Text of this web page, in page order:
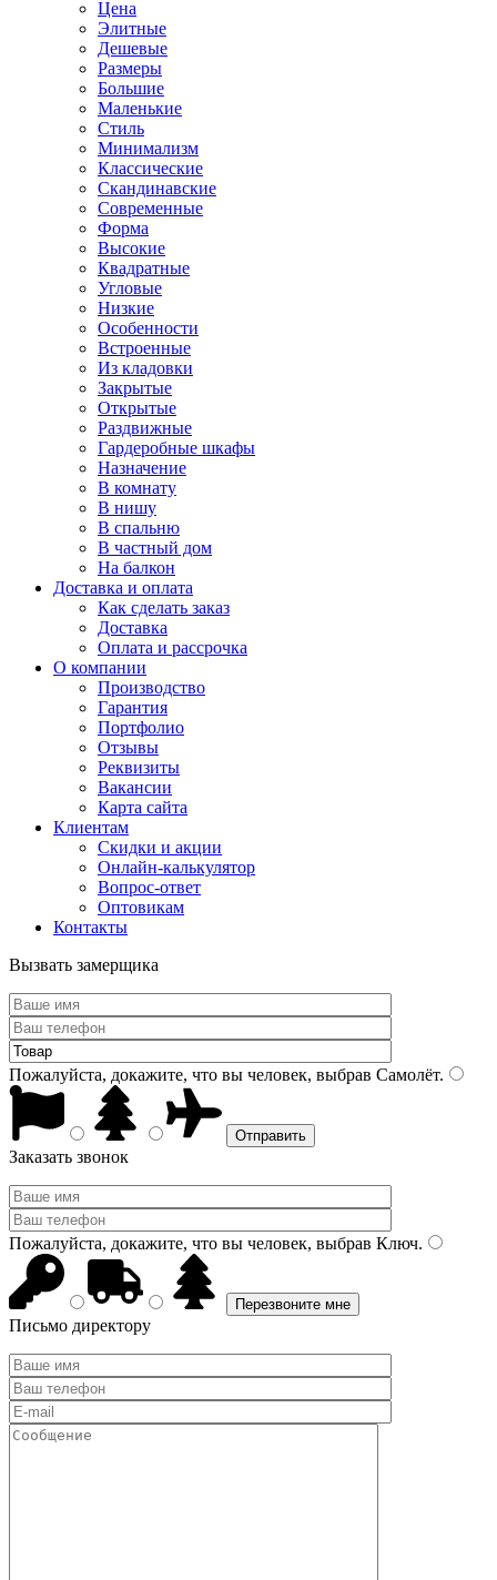
Цена
Элитные
Дешевые
Размеры
Большие
Маленькие
Стиль
Минимализм
Классические
Скандинавские
Современные
Форма
Высокие
Квадратные
Угловые
Низкие
Особенности
Встроенные
Из кладовки
Закрытые
Открытые
Раздвижные
Гардеробные шкафы
Назначение
В комнату
В нишу
В спальню
В частный дом
На балкон
Доставка и оплата
Как сделать заказ
Доставка
Оплата и рассрочка
О компании
Производство
Гарантия
Портфолио
Отзывы
Реквизиты
Вакансии
Карта сайта
Клиентам
Скидки и акции
Онлайн-калькулятор
Вопрос-ответ
Оптовикам
Контакты
Вызвать замерщика
Пожалуйста, докажите, что вы человек, выбрав Самолёт.
Заказать звонок
Пожалуйста, докажите, что вы человек, выбрав Ключ.
Письмо директору